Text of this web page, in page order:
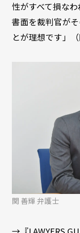
性がすべて損な
書面を裁判官が
とが理想です」（
関 善輝 弁護士